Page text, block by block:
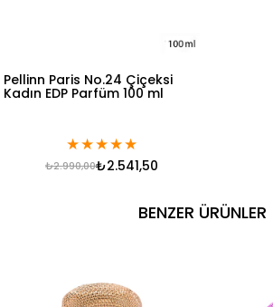
Pellinn Paris No.24 Çiçeksi
Kadın EDP Parfüm 100 ml
★★★★★
₺2.541,50
₺2.990,00
BENZER ÜRÜNLER